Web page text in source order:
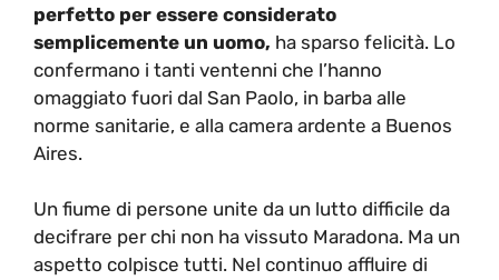
perfetto per essere considerato
semplicemente un uomo, ha sparso felicità. Lo
confermano i tanti ventenni che l’hanno
omaggiato fuori dal San Paolo, in barba alle
norme sanitarie, e alla camera ardente a Buenos
Aires.
Un fiume di persone unite da un lutto difficile da
decifrare per chi non ha vissuto Maradona. Ma un
aspetto colpisce tutti. Nel continuo affluire di